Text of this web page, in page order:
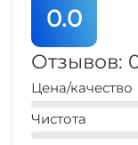
Во дворе:
- мангал
0.0
Отзывов:
Цена/качество
Чистота